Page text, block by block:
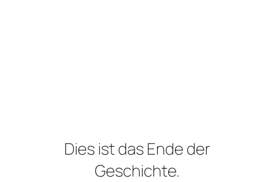
Dies ist das Ende der
Geschichte.